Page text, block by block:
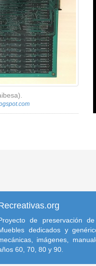
de preservación
dedicados y
imágenes,
60, 70, 80 y 90.